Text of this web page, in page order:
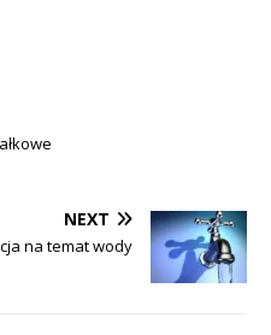
NEXT
na temat wody